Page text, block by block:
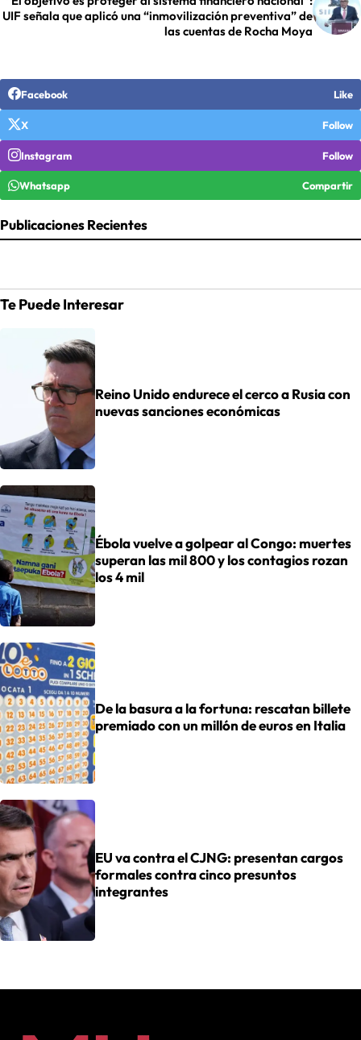
UIF señala que aplicó una “inmovilización preventiva” de
las cuentas de Rocha Moya
Facebook Like
X Follow
Instagram Follow
Whatsapp Compartir
Publicaciones Recientes
Te Puede Interesar
Reino Unido endurece el cerco a Rusia con
nuevas sanciones económicas
Ébola vuelve a golpear al Congo: muertes
superan las mil 800 y los contagios rozan
los 4 mil
De la basura a la fortuna: rescatan billete
premiado con un millón de euros en Italia
EU va contra el CJNG: presentan cargos
formales contra cinco presuntos
integrantes